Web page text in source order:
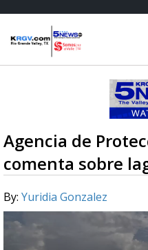
Agencia de
comenta sobre
By: Yuridia Gonzalez